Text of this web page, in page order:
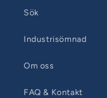
Sök
Industrisömnad
Om oss
FAQ & Kontakt